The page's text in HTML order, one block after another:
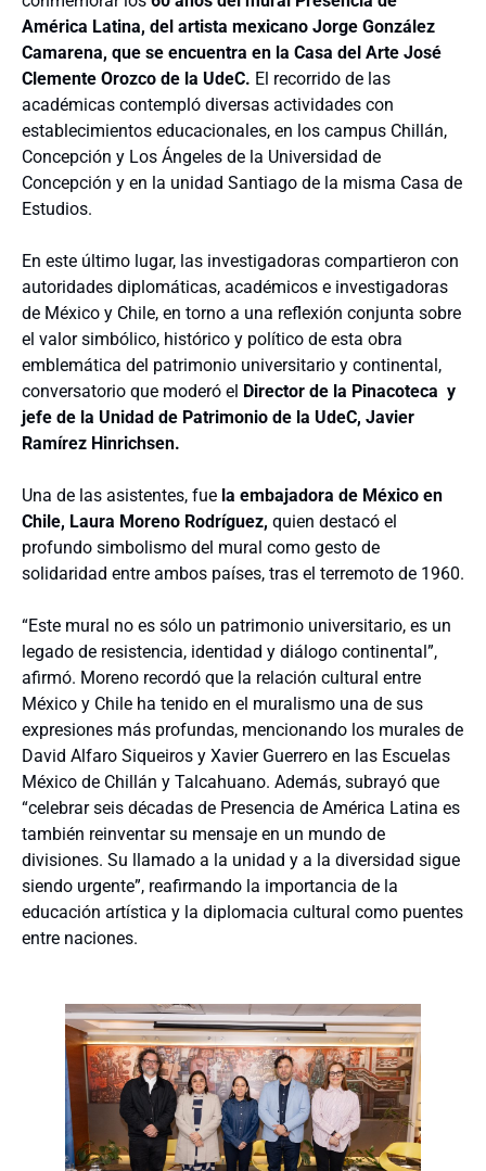
América Latina, del artista mexicano Jorge González
Camarena, que se encuentra en la Casa del Arte José
Clemente Orozco de la UdeC. El recorrido de las
académicas contempló diversas actividades con
establecimientos educacionales, en los campus Chillán,
Concepción y Los Ángeles de la Universidad de
Concepción y en la unidad Santiago de la misma Casa de
Estudios.
En este último lugar, las investigadoras compartieron con
autoridades diplomáticas, académicos e investigadoras
de México y Chile, en torno a una reflexión conjunta sobre
el valor simbólico, histórico y político de esta obra
emblemática del patrimonio universitario y continental,
conversatorio que moderó el Director de la Pinacoteca y
jefe de la Unidad de Patrimonio de la UdeC, Javier
Ramírez Hinrichsen.
Una de las asistentes, fue la embajadora de México en
Chile, Laura Moreno Rodríguez, quien destacó el
profundo simbolismo del mural como gesto de
solidaridad entre ambos países, tras el terremoto de 1960.
“Este mural no es sólo un patrimonio universitario, es un
legado de resistencia, identidad y diálogo continental”,
afirmó. Moreno recordó que la relación cultural entre
México y Chile ha tenido en el muralismo una de sus
expresiones más profundas, mencionando los murales de
David Alfaro Siqueiros y Xavier Guerrero en las Escuelas
México de Chillán y Talcahuano. Además, subrayó que
“celebrar seis décadas de Presencia de América Latina es
también reinventar su mensaje en un mundo de
divisiones. Su llamado a la unidad y a la diversidad sigue
siendo urgente”, reafirmando la importancia de la
educación artística y la diplomacia cultural como puentes
entre naciones.